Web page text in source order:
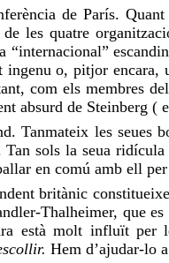
de París.
les quatre
o, pitjor
com els membres del
absurd de Steinberg (
. Tanmateix les seues
sols la seua
en comú amb ell
britànic
Thalheimer, que
està molt influït per
Hem d’ajudar-lo